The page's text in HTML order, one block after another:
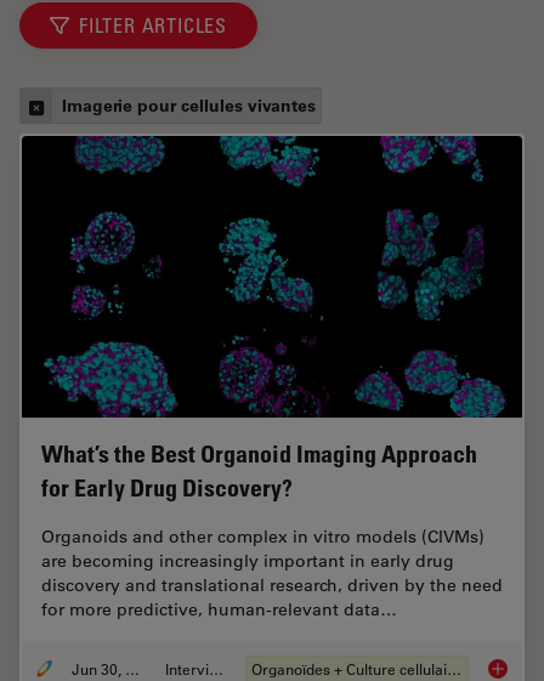
FILTER ARTICLES
Imagerie pour cellules vivantes
What’s the Best Organoid Imaging Approach
for Early Drug Discovery?
Organoids and other complex in vitro models (CIVMs)
are becoming increasingly important in early drug
discovery and translational research, driven by the need
for more predictive, human-relevant data…
Jun 30, 2026 Interviews Organoïdes + Culture cellulaire en 3D